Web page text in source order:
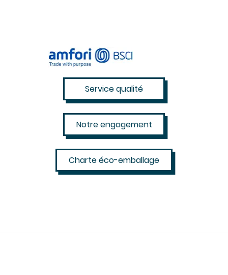
Charte éco-emballage
Notre engagement
Service qualité